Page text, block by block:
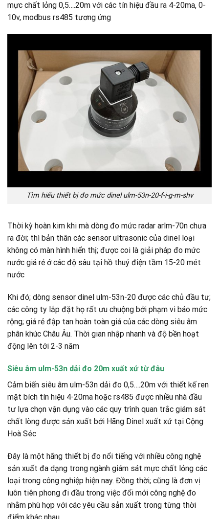
mực chất lỏng 0,5….20m với các tín hiệu đầu ra 4-20ma, 0-
10v, modbus rs485 tương ứng
Tìm hiểu thiết bị đo mức dinel ulm-53n-20-f-i-g-m-shv
Thời kỳ hoàn kim khi mà dòng đo mức radar arlm-70n chưa
ra đời; thì bản thân các sensor ultrasonic của dinel loại
không có màn hình hiển thị; được coi là giải pháp đo mức
nước giá rẻ ở các độ sâu tại hồ thuỷ điện tầm 15-20 mét
nước
Khi đó; dòng sensor dinel ulm-53n-20 được các chủ đầu tư;
các công ty lắp đặt họ rất ưu chuộng bởi phạm vi báo mức
rộng; giá rẻ đập tan hoàn toàn giá của các dòng siêu âm
phân khúc Châu Âu. Thời gian nhập nhanh và độ bền hoạt
động lên tới 2-3 năm
Siêu âm ulm-53n dải đo 20m xuất xứ từ đâu
Cảm biến siêu âm ulm-53n dải đo 0,5….20m với thiết kế ren
mặt bích tín hiệu 4-20ma hoặc rs485 được nhiều nhà đầu
tư lựa chọn vận dụng vào các quy trình quan trắc giám sát
chất lòng được sản xuất bởi Hãng Dinel xuất xứ tại Cộng
Hoà Séc
Đây là một hãng thiết bị đo nổi tiếng với nhiều công nghệ
sản xuất đa dạng trong ngành giám sát mực chất lỏng các
loại trong công nghiệp hiện nay. Đồng thời; cũng là đơn vị
luôn tiên phong đi đầu trong việc đổi mới công nghệ đo
nhằm phù hợp với các yêu cầu sản xuất trong từng thời
điểm khác nhau